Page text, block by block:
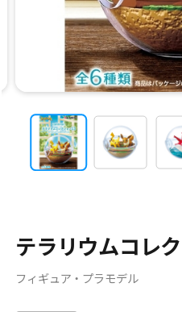
テラリウムコレ
フィギュア・プラモデル